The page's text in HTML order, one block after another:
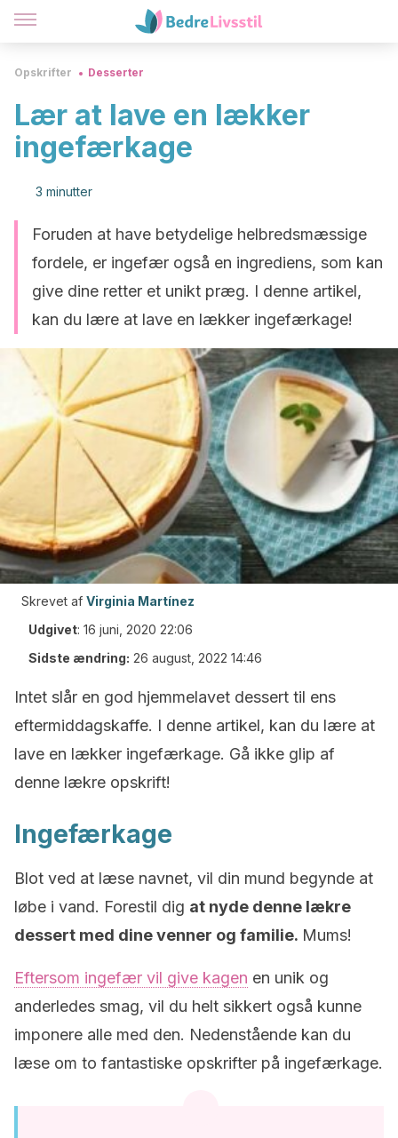
Opskrifter Desserter
Lær at lave en lækker
ingefærkage
3 minutter
Foruden at have betydelige helbredsmæssige
fordele, er ingefær også en ingrediens, som kan
give dine retter et unikt præg. I denne artikel,
kan du lære at lave en lækker ingefærkage!
Skrevet af Virginia Martínez
Udgivet: 16 juni, 2020 22:06
Sidste ændring: 26 august, 2022 14:46
Intet slår en god hjemmelavet dessert til ens
eftermiddagskaffe. I denne artikel, kan du lære at
lave en lækker ingefærkage. Gå ikke glip af
denne lækre opskrift!
Ingefærkage
Blot ved at læse navnet, vil din mund begynde at
løbe i vand. Forestil dig at nyde denne lækre
dessert med dine venner og familie. Mums!
Eftersom ingefær vil give kagen en unik og
anderledes smag, vil du helt sikkert også kunne
imponere alle med den. Nedenstående kan du
læse om to fantastiske opskrifter på ingefærkage.